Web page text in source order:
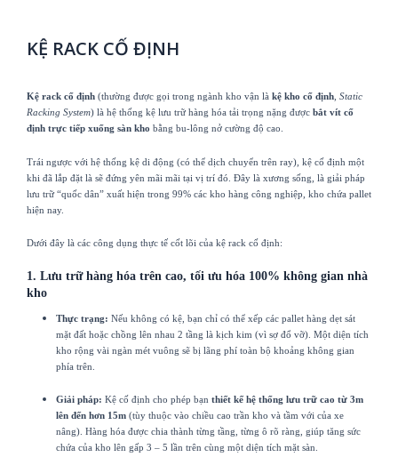
KỆ RACK CỐ ĐỊNH
Kệ rack cố định (thường được gọi trong ngành kho vận là kệ kho cố định Static
Racking System) là hệ thống kệ lưu trữ hàng hóa tải trọng nặng được bắt vít cố
định trực tiếp xuống sàn kho bằng bu-lông nở cường độ cao.
Trái ngược với hệ thống kệ di động (có thể dịch chuyển trên ray), kệ cố định một
khi đã lắp đặt là sẽ đứng yên mãi mãi tại vị trí đó. Đây là xương sống, là giải pháp
lưu trữ “quốc dân” xuất hiện trong 99% các kho hàng công nghiệp, kho chứa pallet
hiện nay.
Dưới đây là các công dụng thực tế cốt lõi của kệ rack cố định:
1. Lưu trữ hàng hóa trên cao, tối ưu hóa 100% không gian nhà
kho
Thực trạng: Nếu không có kệ, bạn chỉ có thể xếp các pallet hàng dẹt sát
mặt đất hoặc chồng lên nhau 2 tầng là kịch kim (vì sợ đổ vỡ). Một diện tích
kho rộng vài ngàn mét vuông sẽ bị lãng phí toàn bộ khoảng không gian
phía trên.
Giải pháp: Kệ cố định cho phép bạn thiết kế hệ thống lưu trữ cao từ 3m
lên đến hơn 15m (tùy thuộc vào chiều cao trần kho và tầm với của xe
nâng). Hàng hóa được chia thành từng tầng, từng ô rõ ràng, giúp tăng sức
chứa của kho lên gấp 3 – 5 lần trên cùng một diện tích mặt sàn.